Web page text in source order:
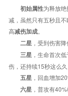
初始属性为释放
减，虽然只有五秒且
高减伤加成。
二星 ，受到伤害
三星 ，生命首次
伤，还持续15秒这么久
五星 ，回血增加
六星 ，普攻有